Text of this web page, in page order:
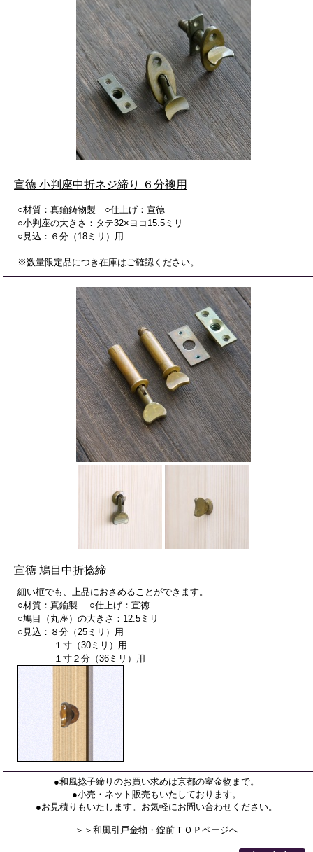
宣徳 小判座中折ネジ締り ６分襖用
○材質：真鍮鋳物製 ○仕上げ：宣徳
○小判座の大きさ：タテ32×ヨコ15.5ミリ
○見込：６分（18ミリ）用
※数量限定品につき在庫はご確認ください。
宣徳 鳩目中折捻締
細い框でも、上品におさめることができます。
○材質：真鍮製 ○仕上げ：宣徳
○鳩目（丸座）の大きさ：12.5ミリ
○見込：８分（25ミリ）用
１寸（30ミリ）用
１寸２分（36ミリ）用
●和風捻子締りのお買い求めは京都の室金物まで。
●小売・ネット販売もいたしております。
●お見積りもいたします。お気軽にお問い合わせください。
＞＞和風引戸金物・錠前ＴＯＰページへ